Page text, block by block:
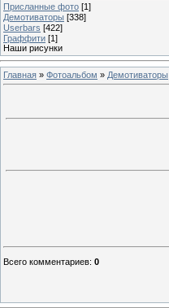
Присланные фото [1]
Демотиваторы [338]
Userbars [422]
Граффити [1]
Наши рисунки
Главная » Фотоальбом » Демотиваторы
Всего комментариев: 0